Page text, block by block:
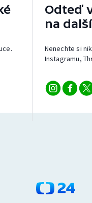
Odteď
na
Nenechte si
Instagramu,